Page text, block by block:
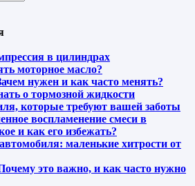
в цилиндрах
моторное масло?
нужен и как часто менять?
о тормозной жидкости
которые требуют вашей заботы
воспламенение смеси в
и как его избежать?
маленькие хитрости от
это важно, и как часто нужно